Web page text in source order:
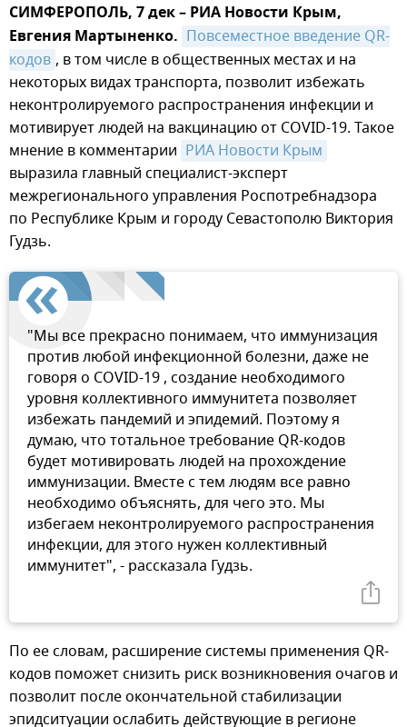
СИМФЕРОПОЛЬ, 7 дек – РИА Новости Крым,
Евгения Мартыненко. Повсеместное введение QR-
кодов , в том числе в общественных местах и на
некоторых видах транспорта, позволит избежать
неконтролируемого распространения инфекции и
мотивирует людей на вакцинацию от COVID-19. Такое
мнение в комментарии РИА Новости Крым
выразила главный специалист-эксперт
межрегионального управления Роспотребнадзора
по Республике Крым и городу Севастополю Виктория
Гудзь.
"Мы все прекрасно понимаем, что иммунизация
против любой инфекционной болезни, даже не
говоря о COVID-19 , создание необходимого
уровня коллективного иммунитета позволяет
избежать пандемий и эпидемий. Поэтому я
думаю, что тотальное требование QR-кодов
будет мотивировать людей на прохождение
иммунизации. Вместе с тем людям все равно
необходимо объяснять, для чего это. Мы
избегаем неконтролируемого распространения
инфекции, для этого нужен коллективный
иммунитет", - рассказала Гудзь.
По ее словам, расширение системы применения QR-
кодов поможет снизить риск возникновения очагов и
позволит после окончательной стабилизации
эпидситуации ослабить действующие в регионе